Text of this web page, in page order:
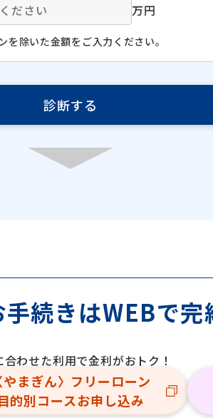
万円
を除いた金額をご入力ください。
診断する
続きはWEBで完
合わせた利用で金利がおトク！
やまぎん〉フリーローン
的別コースお申し込み